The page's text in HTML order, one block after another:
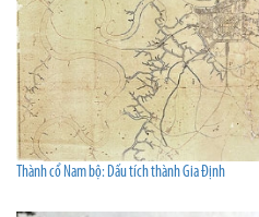
Thành cổ Nam bộ: Dấu tích thành Gia Định